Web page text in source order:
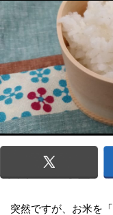
突然ですが、お米を